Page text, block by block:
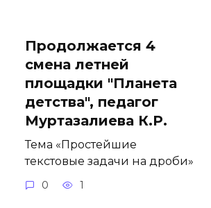
Продолжается 4
смена летней
площадки "Планета
детства", педагог
Муртазалиева К.Р.
Тема «Простейшие
текстовые задачи на дроби»
0 1